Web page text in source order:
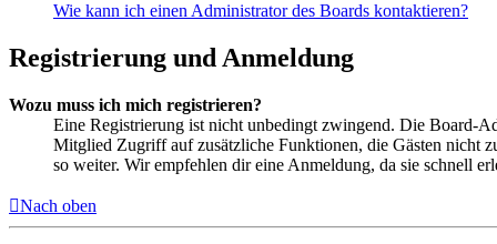
Wie kann ich einen Administrator des Boards kontaktieren?
Registrierung und Anmeldung
Wozu muss ich mich registrieren?
Eine Registrierung ist nicht unbedingt zwingend. Die Board-
Mitglied Zugriff auf zusätzliche Funktionen, die Gästen nicht
so weiter. Wir empfehlen dir eine Anmeldung, da sie schnell
Nach oben